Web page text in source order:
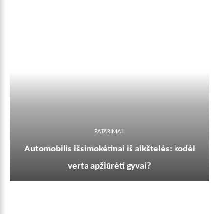
PATARIMAI
Automobilis išsimokėtinai iš aikštelės: kodėl
verta apžiūrėti gyvai?